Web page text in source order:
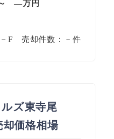
—万円
F 売却件数：－件
ズ東寺尾
却価格相場